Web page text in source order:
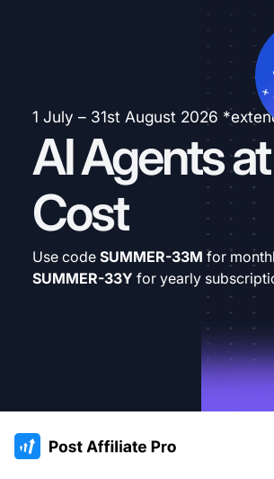
1 July – 31st August 2026
AI Agents
Cost
Use code SUMMER-33M for
SUMMER-33Y for yearly
:site.title